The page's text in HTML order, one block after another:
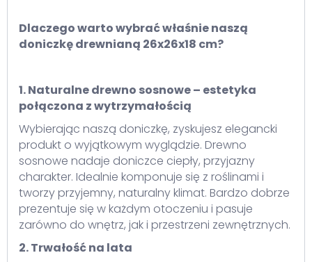
Dlaczego warto wybrać właśnie naszą
doniczkę drewnianą 26x26x18 cm?
1. Naturalne drewno sosnowe – estetyka
połączona z wytrzymałością
Wybierając naszą doniczkę, zyskujesz elegancki
produkt o wyjątkowym wyglądzie. Drewno
sosnowe nadaje doniczce ciepły, przyjazny
charakter. Idealnie komponuje się z roślinami i
tworzy przyjemny, naturalny klimat. Bardzo dobrze
prezentuje się w każdym otoczeniu i pasuje
zarówno do wnętrz, jak i przestrzeni zewnętrznych.
2. Trwałość na lata